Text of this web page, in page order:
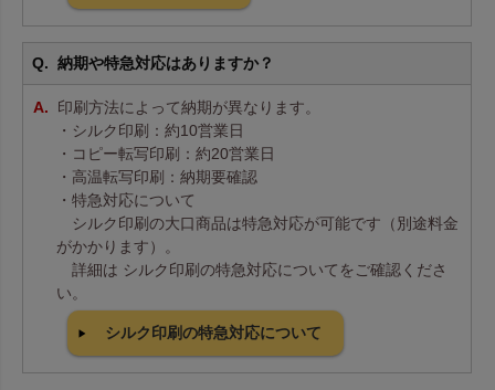
納期や特急対応はありますか？
印刷方法によって納期が異なります。
・シルク印刷：約10営業日
・コピー転写印刷：約20営業日
・高温転写印刷：納期要確認
・特急対応について
シルク印刷の大口商品は特急対応が可能です（別途料金
がかかります）。
詳細は シルク印刷の特急対応についてをご確認くださ
い。
シルク印刷の特急対応について